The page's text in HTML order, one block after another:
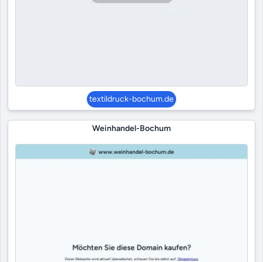
textildruck-bochum.de
Weinhandel-Bochum